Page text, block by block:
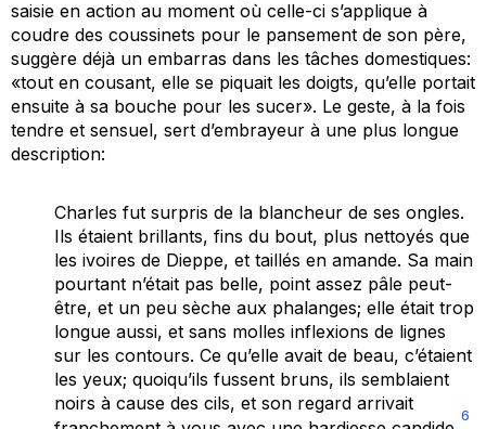
saisie en action au moment où celle-ci s’applique à
coudre des coussinets pour le pansement de son père,
suggère déjà un embarras dans les tâches domestiques:
«tout en cousant, elle se piquait les doigts, qu’elle portait
ensuite à sa bouche pour les sucer». Le geste, à la fois
tendre et sensuel, sert d’embrayeur à une plus longue
description:
Charles fut surpris de la blancheur de ses ongles.
Ils étaient brillants, fins du bout, plus nettoyés que
les ivoires de Dieppe, et taillés en amande. Sa main
pourtant n’était pas belle, point assez pâle peut-
être, et un peu sèche aux phalanges; elle était trop
longue aussi, et sans molles inflexions de lignes
sur les contours. Ce qu’elle avait de beau, c’étaient
les yeux; quoiqu’ils fussent bruns, ils semblaient
noirs à cause des cils, et son regard arrivait
6